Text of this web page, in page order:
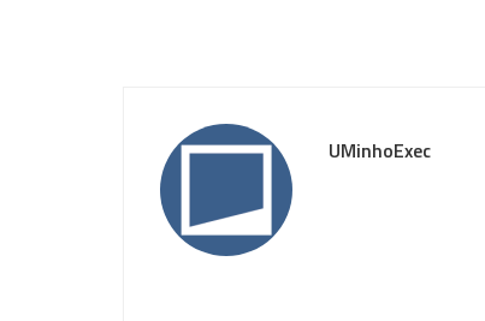
UMinhoExec